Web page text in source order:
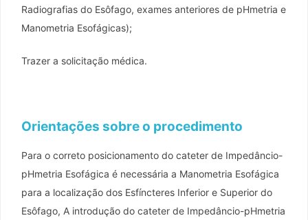
Radiografias do Esôfago, exames anteriores de pHmetria e
Manometria Esofágicas);
Trazer a solicitação médica.
Orientações sobre o procedimento
Para o correto posicionamento do cateter de Impedâncio-
pHmetria Esofágica é necessária a Manometria Esofágica
para a localização dos Esfíncteres Inferior e Superior do
Esôfago, A introdução do cateter de Impedâncio-pHmetria